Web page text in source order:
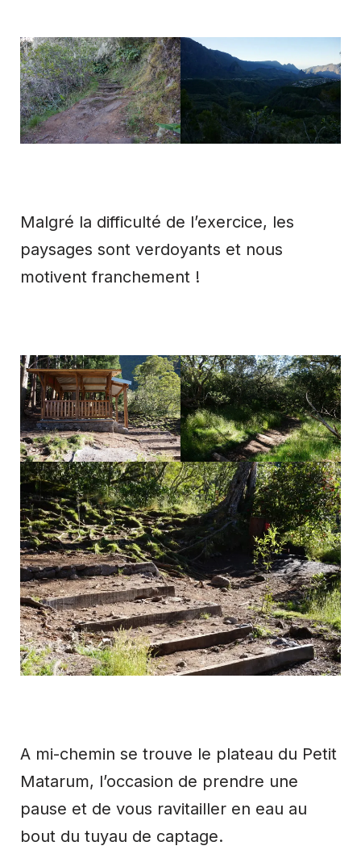
Malgré la difficulté de l’exercice, les
paysages sont verdoyants et nous
motivent franchement !
A mi-chemin se trouve le plateau du Petit
Matarum, l’occasion de prendre une
pause et de vous ravitailler en eau au
bout du tuyau de captage.